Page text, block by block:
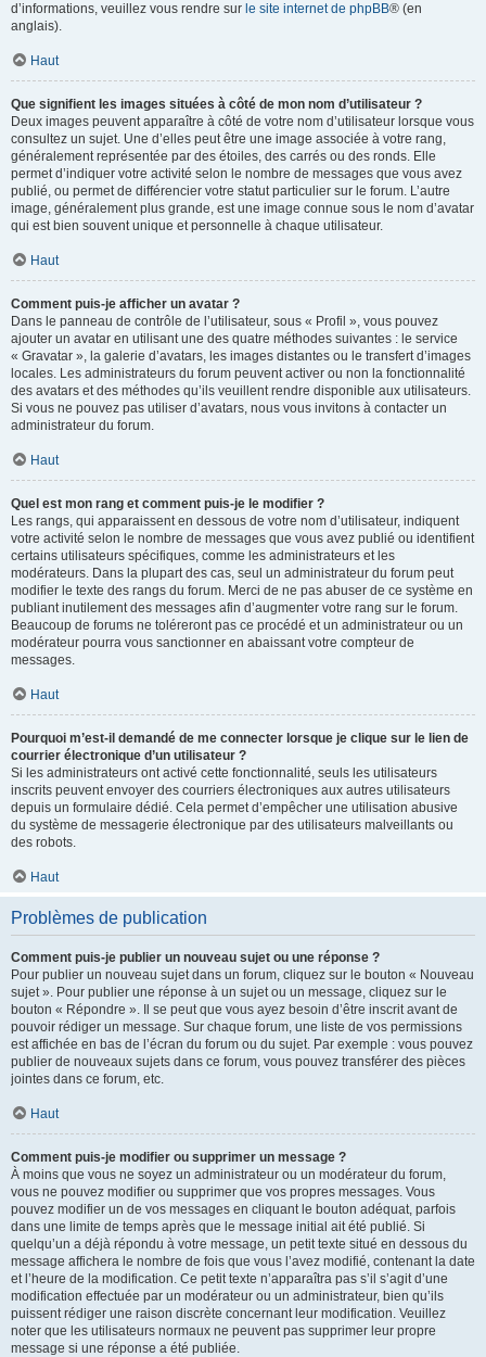
d’informations, veuillez vous rendre sur le site internet de phpBB® (en
anglais).
Haut
Que signifient les images situées à côté de mon nom d’utilisateur ?
Deux images peuvent apparaître à côté de votre nom d’utilisateur lorsque vous
consultez un sujet. Une d’elles peut être une image associée à votre rang,
généralement représentée par des étoiles, des carrés ou des ronds. Elle
permet d’indiquer votre activité selon le nombre de messages que vous avez
publié, ou permet de différencier votre statut particulier sur le forum. L’autre
image, généralement plus grande, est une image connue sous le nom d’avatar
qui est bien souvent unique et personnelle à chaque utilisateur.
Haut
Comment puis-je afficher un avatar ?
Dans le panneau de contrôle de l’utilisateur, sous « Profil », vous pouvez
ajouter un avatar en utilisant une des quatre méthodes suivantes : le service
« Gravatar », la galerie d’avatars, les images distantes ou le transfert d’images
locales. Les administrateurs du forum peuvent activer ou non la fonctionnalité
des avatars et des méthodes qu’ils veuillent rendre disponible aux utilisateurs.
Si vous ne pouvez pas utiliser d’avatars, nous vous invitons à contacter un
administrateur du forum.
Haut
Quel est mon rang et comment puis-je le modifier ?
Les rangs, qui apparaissent en dessous de votre nom d’utilisateur, indiquent
votre activité selon le nombre de messages que vous avez publié ou identifient
certains utilisateurs spécifiques, comme les administrateurs et les
modérateurs. Dans la plupart des cas, seul un administrateur du forum peut
modifier le texte des rangs du forum. Merci de ne pas abuser de ce système en
publiant inutilement des messages afin d’augmenter votre rang sur le forum.
Beaucoup de forums ne toléreront pas ce procédé et un administrateur ou un
modérateur pourra vous sanctionner en abaissant votre compteur de
messages.
Haut
Pourquoi m’est-il demandé de me connecter lorsque je clique sur le lien de
courrier électronique d’un utilisateur ?
Si les administrateurs ont activé cette fonctionnalité, seuls les utilisateurs
inscrits peuvent envoyer des courriers électroniques aux autres utilisateurs
depuis un formulaire dédié. Cela permet d’empêcher une utilisation abusive
du système de messagerie électronique par des utilisateurs malveillants ou
des robots.
Haut
Problèmes de publication
Comment puis-je publier un nouveau sujet ou une réponse ?
Pour publier un nouveau sujet dans un forum, cliquez sur le bouton « Nouveau
sujet ». Pour publier une réponse à un sujet ou un message, cliquez sur le
bouton « Répondre ». Il se peut que vous ayez besoin d’être inscrit avant de
pouvoir rédiger un message. Sur chaque forum, une liste de vos permissions
est affichée en bas de l’écran du forum ou du sujet. Par exemple : vous pouvez
publier de nouveaux sujets dans ce forum, vous pouvez transférer des pièces
jointes dans ce forum, etc.
Haut
Comment puis-je modifier ou supprimer un message ?
À moins que vous ne soyez un administrateur ou un modérateur du forum,
vous ne pouvez modifier ou supprimer que vos propres messages. Vous
pouvez modifier un de vos messages en cliquant le bouton adéquat, parfois
dans une limite de temps après que le message initial ait été publié. Si
quelqu’un a déjà répondu à votre message, un petit texte situé en dessous du
message affichera le nombre de fois que vous l’avez modifié, contenant la date
et l’heure de la modification. Ce petit texte n’apparaîtra pas s’il s’agit d’une
modification effectuée par un modérateur ou un administrateur, bien qu’ils
puissent rédiger une raison discrète concernant leur modification. Veuillez
noter que les utilisateurs normaux ne peuvent pas supprimer leur propre
message si une réponse a été publiée.